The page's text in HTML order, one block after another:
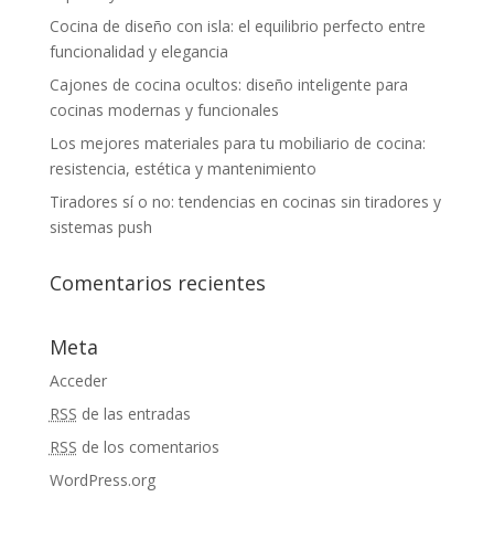
Cocina de diseño con isla: el equilibrio perfecto entre
funcionalidad y elegancia
Cajones de cocina ocultos: diseño inteligente para
cocinas modernas y funcionales
Los mejores materiales para tu mobiliario de cocina:
resistencia, estética y mantenimiento
Tiradores sí o no: tendencias en cocinas sin tiradores y
sistemas push
Comentarios recientes
Meta
Acceder
RSS de las entradas
RSS de los comentarios
WordPress.org